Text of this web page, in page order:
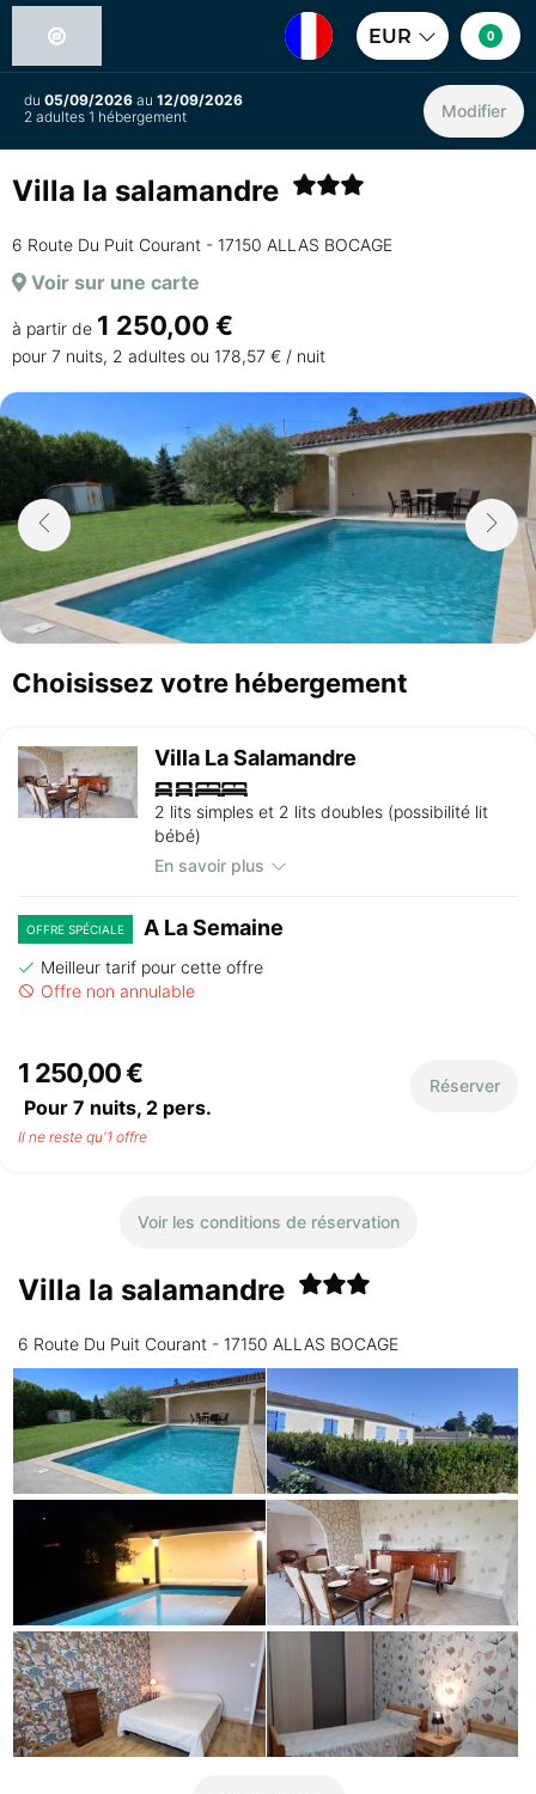
EUR 0
du 05/09/2026 au 12/09/2026
2 adultes 1 hébergement
Modifier
Villa la salamandre
6 Route Du Puit Courant - 17150 ALLAS BOCAGE
Voir sur une carte
à partir de 1 250,00 €
pour 7 nuits, 2 adultes ou 178,57 € / nuit
Choisissez votre hébergement
Villa La Salamandre
2 lits simples et 2 lits doubles (possibilité lit
bébé)
En savoir plus
OFFRE SPÉCIALE A La Semaine
Meilleur tarif pour cette offre
Offre non annulable
1 250,00 €
Pour 7 nuits, 2 pers.
Réserver
Il ne reste qu'1 offre
Voir les conditions de réservation
Villa la salamandre
6 Route Du Puit Courant - 17150 ALLAS BOCAGE